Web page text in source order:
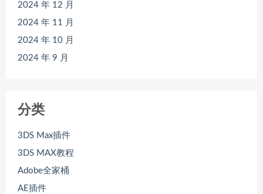
2024 年 12 月
2024 年 11 月
2024 年 10 月
2024 年 9 月
分类
3DS Max插件
3DS MAX教程
Adobe全家桶
AE插件